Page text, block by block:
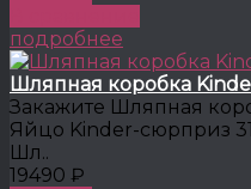
подробнее
Шляпная коробка
Закажите Шляпная
Яйцо Kinder-сюрприз
Шл..
19490 ₽